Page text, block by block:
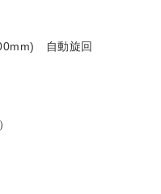
自動旋回